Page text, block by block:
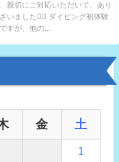
親切にご対応いただいて、あり
いました🙇‍♂️ ダイビング初体験
すが、他の...
金 土
1